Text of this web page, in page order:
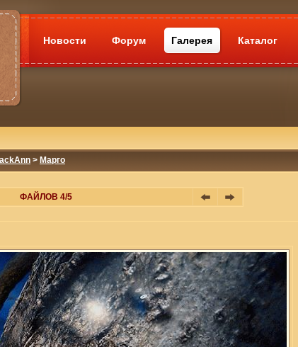
Новости Форум Галерея Каталог
> Марго
ФАЙЛОВ 4/5